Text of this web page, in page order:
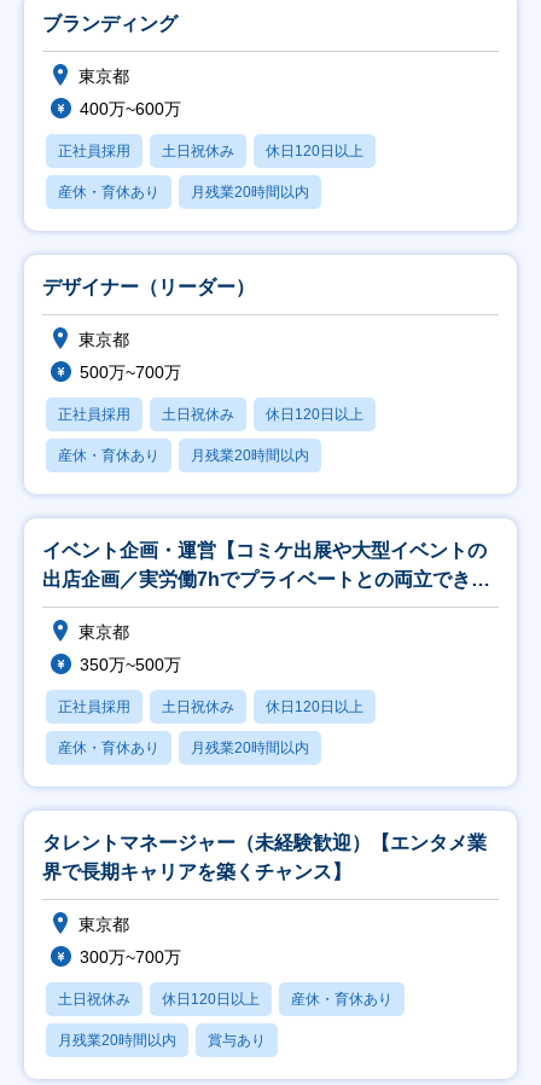
ブランディング
東京都
400万~600万
正社員採用 土日祝休み 休日120日以上
産休・育休あり 月残業20時間以内
デザイナー（リーダー）
東京都
500万~700万
正社員採用 土日祝休み 休日120日以上
産休・育休あり 月残業20時間以内
イベント企画・運営【コミケ出展や大型イベントの
出店企画／実労働7hでプライベートとの両立できる
◎】
東京都
350万~500万
正社員採用 土日祝休み 休日120日以上
産休・育休あり 月残業20時間以内
タレントマネージャー（未経験歓迎）【エンタメ業
界で長期キャリアを築くチャンス】
東京都
300万~700万
土日祝休み 休日120日以上 産休・育休あり
月残業20時間以内 賞与あり